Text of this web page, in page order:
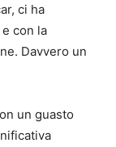
ci ha
con la
Davvero un
un guasto